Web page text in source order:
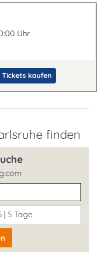
Uhr
Tickets kaufen
finden
| 5 Tage